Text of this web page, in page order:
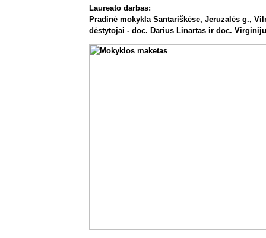
Laureato darbas:
Pradinė mokykla Santariškėse, Jeruzalės g.,
dėstytojai - doc. Darius Linartas ir doc.